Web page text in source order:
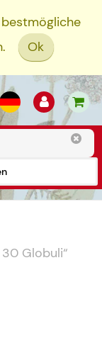
Ok
30 Globuli“